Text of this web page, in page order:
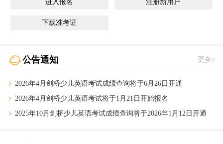
进入报名 注册新用户
下载准考证
公告通知 更多>
2026年4月剑桥少儿英语考试成绩查询将于6月26日开通
2026年4月剑桥少儿英语考试将于1月21日开始报名
2025年10月剑桥少儿英语考试成绩查询将于2026年1月12日开通